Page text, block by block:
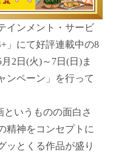
インメント・サービ
」にて好評連載中の8
2日(火)～7日(日)ま
ンペーン」を行って
というものの面白さ
精神をコンセプトに
ッとくる作品が盛り